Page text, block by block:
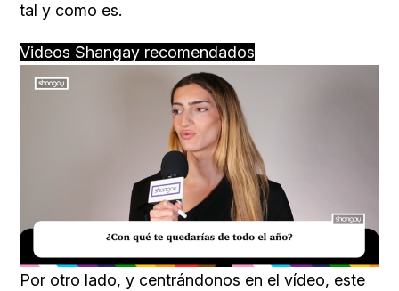
tal y como es.
Videos Shangay recomendados
Unmute Loaded:
39.56%
Por otro lado, y centrándonos en el vídeo, este